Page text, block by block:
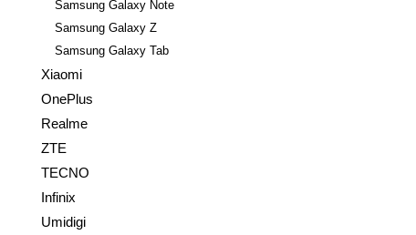
Samsung Galaxy Note
Samsung Galaxy Z
Samsung Galaxy Tab
Xiaomi
OnePlus
Realme
ZTE
TECNO
Infinix
Umidigi